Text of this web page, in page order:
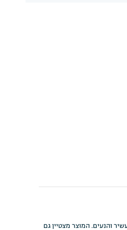
העשיר והנעים. המוצר מצטיין גם